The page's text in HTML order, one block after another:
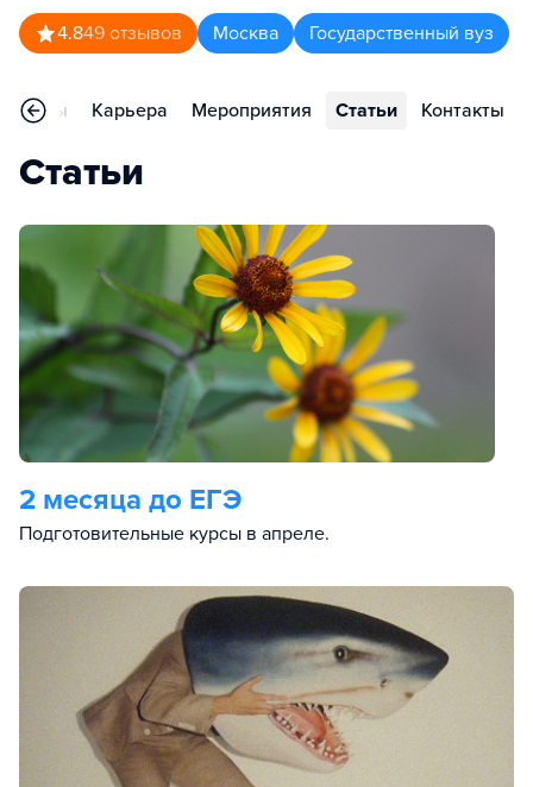
4.849 отзывов Москва Государственный вуз
Карьера Мероприятия Статьи Контакты
Статьи
2 месяца до ЕГЭ
Подготовительные курсы в апреле.